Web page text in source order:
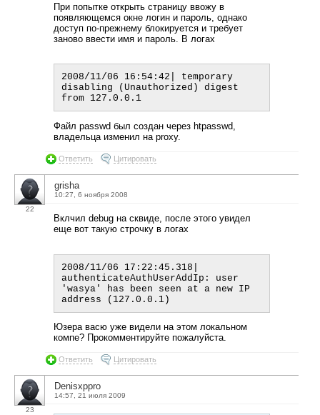
При попытке открыть страницу ввожу в
появляющемся окне логин и пароль, однако
доступ по-прежнему блокируется и требует
заново ввести имя и пароль. В логах
2008/11/06 16:54:42| temporary
disabling (Unauthorized) digest
Файл passwd был создан через htpasswd,
владельца изменил на proxy.
Ответить Цитировать
22
grisha
10:27, 6 ноября 2008
Вклчил debug на сквиде, после этого увидел
еще вот такую строчку в логах
2008/11/06 17:22:45.318|
authenticateAuthUserAddIp: user
'wasya' has been seen at a new IP
Юзера васю уже видели на этом локальном
компе? Прокомментируйте пожалуйста.
Ответить Цитировать
23
Denisxppro
14:57, 21 июля 2009